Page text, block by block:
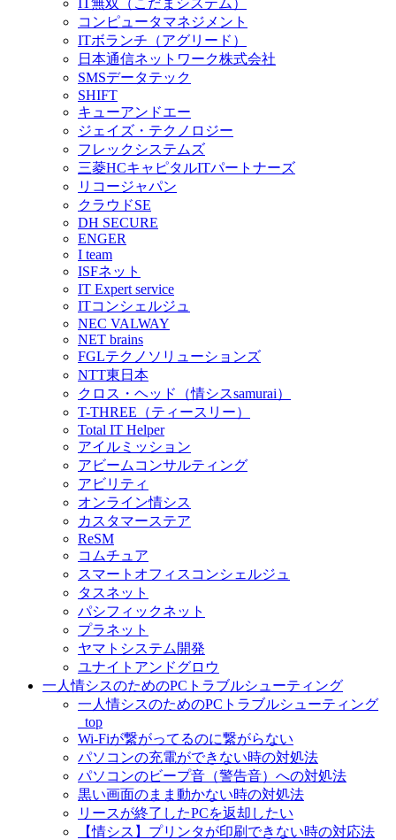
IT無双（こだまシステム）
コンピュータマネジメント
ITボランチ（アグリード）
日本通信ネットワーク株式会社
SMSデータテック
SHIFT
キューアンドエー
ジェイズ・テクノロジー
フレックシステムズ
三菱HCキャピタルITパートナーズ
リコージャパン
クラウドSE
DH SECURE
ENGER
I team
ISFネット
IT Expert service
ITコンシェルジュ
NEC VALWAY
NET brains
FGLテクノソリューションズ
NTT東日本
クロス・ヘッド（情シスsamurai）
T-THREE（ティースリー）
Total IT Helper
アイルミッション
アビームコンサルティング
アビリティ
オンライン情シス
カスタマーステア
ReSM
コムチュア
スマートオフィスコンシェルジュ
タスネット
パシフィックネット
プラネット
ヤマトシステム開発
ユナイトアンドグロウ
一人情シスのためのPCトラブルシューティング
一人情シスのためのPCトラブルシューティング
_top
Wi-Fiが繋がってるのに繋がらない
パソコンの充電ができない時の対処法
パソコンのビープ音（警告音）への対処法
黒い画面のまま動かない時の対処法
リースが終了したPCを返却したい
【情シス】プリンタが印刷できない時の対応法